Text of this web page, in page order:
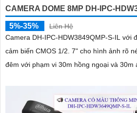
CAMERA DOME 8MP DH-IPC-
5%-35%
Liên Hệ
Camera DH-IPC-HDW3849QMP-S-IL với
cảm biến CMOS 1/2. 7" cho hình ảnh rõ
đêm với phạm vi 30m hồng ngoại và 30m